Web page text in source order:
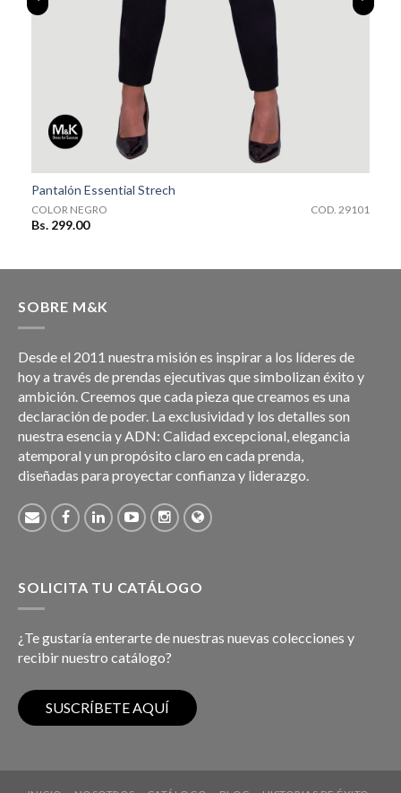
COD. 29101
Pantalón Essential Strech
COD. 29101
COLOR NEGRO
Bs. 299.00
SOBRE M&K
Desde el 2011 nuestra misión es inspirar a los líderes de
hoy a través de prendas ejecutivas que simbolizan éxito y
ambición. Creemos que cada pieza que creamos es una
declaración de poder. La exclusividad y los detalles son
nuestra esencia y ADN: Calidad excepcional, elegancia
atemporal y un propósito claro en cada prenda,
diseñadas para proyectar confianza y liderazgo.
SOLICITA TU CATÁLOGO
¿Te gustaría enterarte de nuestras nuevas colecciones y
recibir nuestro catálogo?